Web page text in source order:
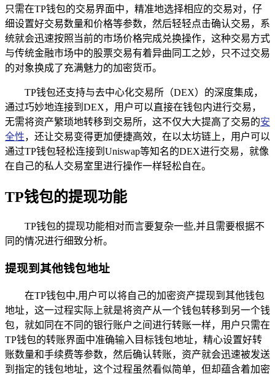
只需在TP钱包的交易界面中，精准地选择相应的交易对，仔
细设置好交易数量和价格等参数，然后轻轻点击确认交易，系
统就会迅速按照当前的市场价格完成兑换操作，这种交易方式
与传统金融市场中的股票交易有着异曲同工之妙，只不过交易
的对象换成了充满魅力的加密货币。
TP钱包还支持与去中心化交易所（DEX）的深度集成，
通过巧妙地连接到DEX，用户可以直接在钱包内进行交易，
无需将资产繁琐地转移到交易所，这不仅大大提高了交易的安
全性，还让交易变得更加便捷高效，在以太坊链上，用户可以
通过TP钱包轻松连接到Uniswap等知名的DEX进行交易，就像
在自己的私人交易室里进行操作一样轻松自在。
TP钱包的提现功能
TP钱包的提现功能相对而言要复杂一些,并且需要根据不
同的情况进行细致分析。
提现到其他钱包地址
在TP钱包中,用户可以将自己的加密资产提现到其他钱包
地址，这一过程实际上就是将资产从一个钱包转移到另一个钱
包，就如同在不同的银行账户之间进行转账一样，用户只需在
TP钱包的转账界面中准确输入目标钱包地址，精心设置好转
账数量和手续费等参数，然后确认转账，资产就会迅速被发送
到指定的钱包地址，这个过程虽然看似简单，但却蕴含着加密